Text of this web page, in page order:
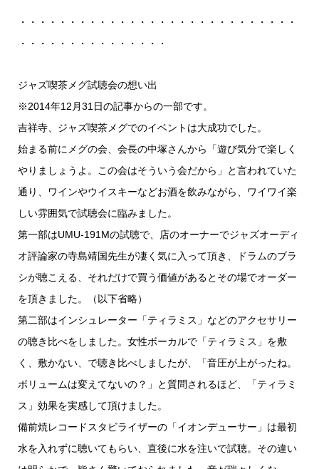
・・・・・・・・・・・・・・・・・・・・・・・・・・・・
・・・・・・・・・・・・・・・
ジャズ喫茶メグ試聴会の想い出
※2014年12月31日の記事からの一部です。
吉祥寺、ジャズ喫茶メグでのイベントは大成功でした。
始まる前にメグの会、会長の中塚さんから「遊び気分で楽しく
やりましょうよ。この会はそういう会だから」と言われていた
通り、ワインやウイスキーなどお酒を飲みながら、ワイワイ楽
しい雰囲気で試聴会に臨みました。
第一部はUMU-191Mの試聴で、店のオーナーでジャズオーディ
オ評論家の寺島靖国先生が凄く気に入って頂き、ドラムのブラ
シが聴こえる、それだけで買う価値があるとその場でオーダー
を頂きました。（以下省略）
第二部はインシュレーター「ティラミス」などのアクセサリー
の聴き比べをしました。女性ボーカルで「ティラミス」を敷
く、敷かない、で聴き比べしましたが、「音圧が上がったね。
ボリュームは変えてないの？」と質問されるほど、「ティラミ
ス」効果を実感して頂けました。
備前焼レコードスタビライザーの「イオンデューサー」は最初
水を入れずに聴いてもらい、直後に水を注いで試聴。その違い